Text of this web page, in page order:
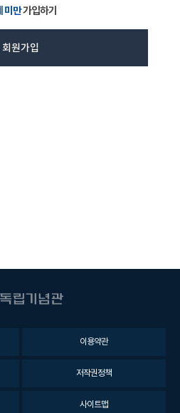
미만가입하기
회원가입
이용약관
저작권정책
사이트맵